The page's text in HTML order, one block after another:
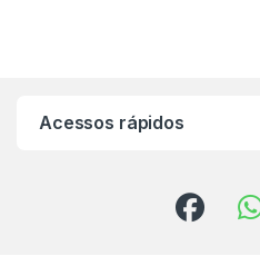
Acessos rápidos